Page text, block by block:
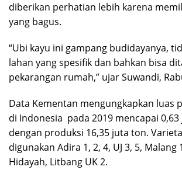
diberikan perhatian lebih karena
yang bagus.
“Ubi kayu ini gampang budidayanya,
lahan yang spesifik dan bahkan bisa
pekarangan rumah,” ujar Suwandi,
Data Kementan mengungkapkan luas
di Indonesia pada 2019 mencapai
dengan produksi 16,35 juta ton.
digunakan Adira 1, 2, 4, UJ 3, 5, Malang
Hidayah, Litbang UK 2.